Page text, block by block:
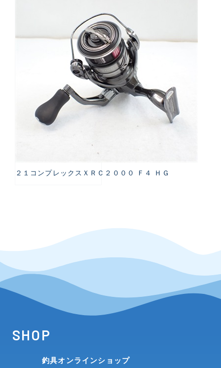
２１コンプレックスＸＲＣ２０００ Ｆ４ ＨＧ
SHOP
釣具オンラインショップ